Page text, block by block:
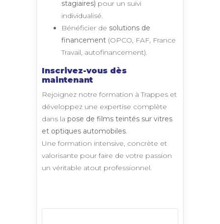
stagiaires) pour un suivi
individualisé.
Bénéficier de solutions de
financement (OPCO, FAF, France
Travail, autofinancement).
Inscrivez-vous dès
maintenant
Rejoignez notre formation à Trappes et
développez une expertise complète
dans la pose de films teintés sur vitres
et optiques automobiles
Une formation intensive, concrète et
valorisante pour faire de votre passion
un véritable atout professionnel.